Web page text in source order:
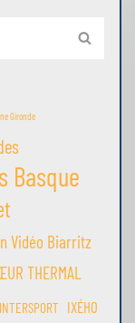
Gironde
Basque
Vidéo Biarritz
THERMAL
INTERSPORT IXÉHO